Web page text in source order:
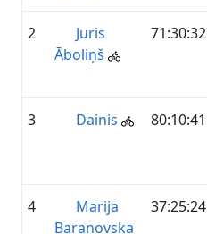
2
Juris
Āboliņš
71:30:32
3 Dainis 80:10:41
4
Marija
Baranovska
37:25:24